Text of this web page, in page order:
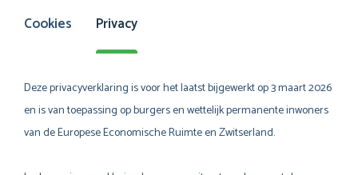
Cookies Privacy
Deze privacyverklaring is voor het laatst bijgewerkt op 3 maart 2026
en is van toepassing op burgers en wettelijk permanente inwoners
van de Europese Economische Ruimte en Zwitserland.